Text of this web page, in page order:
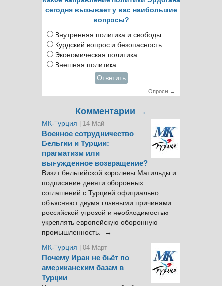
сегодня вызывает у вас наибольшие
вопросы?
Внутренняя политика и свободы
Курдский вопрос и безопасность
Экономическая политика
Внешняя политика
Ответить
Опросы →
Комментарии →
МК-Турция | 14 Май
Военное сотрудничество
Бельгии и Турции:
прагматизм или
вынужденное возвращение?
Визит бельгийской королевы Матильды и
подписание девяти оборонных
соглашений с Турцией официально
объясняют двумя главными причинами:
российской угрозой и необходимостью
укреплять европейскую оборонную
промышленность. →
МК-Турция
| 04 Март
Почему Иран не бьёт по
американским базам в
Турции